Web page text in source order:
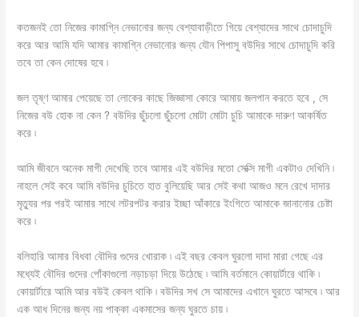
কতজনই তো নিজের কামাগ্নি নেভানোর জন্য বেশ্যাবাড়ীতে গিয়ে বেশ্যাদের সাথে চোদাচুদি
করে আর আমি যদি আমার কামাগ্নি নেভানোর জন্য যৌন পিপাসু বউদির সাথে চোদাচুদি করি
তবে তা কেন দোষের হবে ৷
জল তৃষ্ণ আমার পেয়েছে তা লোকের কাছে জিজ্ঞাসা কোরে আমায় জলপান করতে হবে , সে
নিজের বউ হোক না কেন ? বউদির ছুঁচলো ছুঁচলো মোটা মোটা চুচি আমাকে দারুণ আকর্ষিত
করে ৷
আমি জীবনে অনেক মাগী দেখেছি তবে আমার এই বউদির মতো সেক্সি মাগী একটাও দেখিনি ৷
নাহলে সেই কবে আমি বউদির চুচিতে হাত বুলিয়েছি আর সেই কথা আজও মনে রেখে দাদার
মৃত্যুর পর পরই আমার সাথে লটরপটর করার ইচ্ছা আঁকারে ইংগিতে আমাকে জানানোর চেষ্টা
করে ৷
বলিহারি আমার বিধবা বৌদির গুদের খোরাক ৷ এই বছর কেবল ঘুরলো দাদা মারা গেছে এর
মধ্যেই বৌদির গুদের পোঁকাগুলো নড়াচড়া দিয়ে উঠেছে ৷ আমি বর্তমানে কোয়ার্টারে থাকি ৷
কোয়ার্টারে আমি আর বউই কেবল থাকি ৷ বউদির সখ সে আমাদের এখানে ঘুরতে আসবে ৷ আর
এক আধ দিনের জন্য নয় পাক্কা একমাসের জন্য ঘুরতে চায় ৷